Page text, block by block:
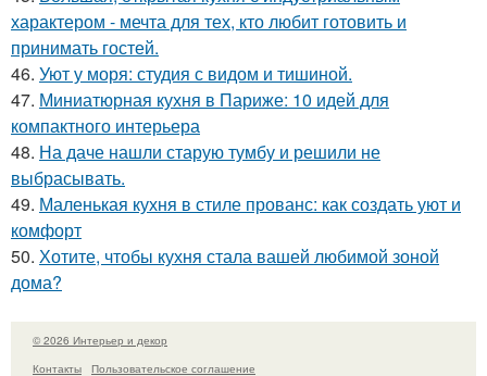
характером - мечта для тех, кто любит готовить и
принимать гостей.
46. Уют у моря: студия с видом и тишиной.
47. Миниатюрная кухня в Париже: 10 идей для
компактного интерьера
48. На даче нашли старую тумбу и решили не
выбрасывать.
49. Маленькая кухня в стиле прованс: как создать уют и
комфорт
50. Хотите, чтобы кухня стала вашей любимой зоной
дома?
© 2026 Интерьер и декор
Контакты
Пользовательское соглашение